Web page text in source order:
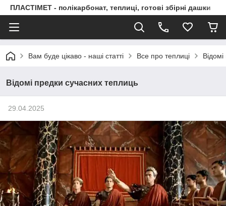
ПЛАСТІМЕТ - полікарбонат, теплиці, готові збірні дашки
Вам буде цікаво - наші статті Все про теплиці
Відомі предки сучасних теплиць
29.04.2025